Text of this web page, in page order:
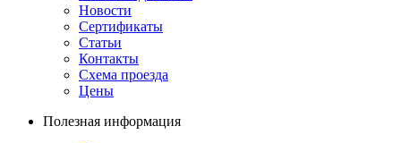
Новости
Сертификаты
Статьи
Контакты
Схема проезда
Цены
Полезная информация